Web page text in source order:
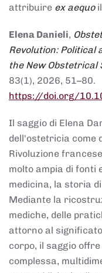
attribuire ex aequoil
Elena Danieli,
Revolution: Political
the New Obstetrical
83(1), 2026, 51–80.
https://doi.org/
Il saggio di Elena
dell'ostetricia come
Rivoluzione
molto ampia di fonti
medicina, la storia
Mediante la
mediche, delle
attorno al
corpo, il saggio
complessa,